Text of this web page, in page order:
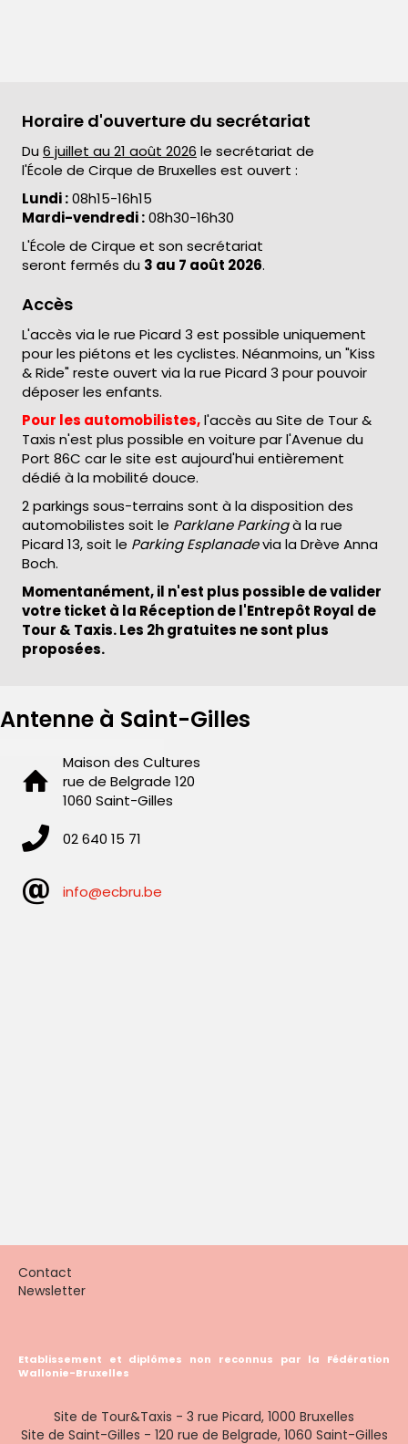
Horaire d'ouverture du secrétariat
Du 6 juillet au 21 août 2026 le secrétariat de
l'École de Cirque de Bruxelles est ouvert :
Lundi :08h15-16h15
Mardi-vendredi :08h30-16h30
L'École de Cirque et son secrétariat
seront fermés du 3 au 7 août 2026.
Accès
L'accès via le rue Picard 3 est possible uniquement
pour les piétons et les cyclistes. Néanmoins, un "Kiss
& Ride" reste ouvert via la rue Picard 3 pour pouvoir
déposer les enfants.
Pour les automobilistes,l'accès au Site de Tour &
Taxis n'est plus possible en voiture par l'Avenue du
Port 86C car le site est aujourd'hui entièrement
dédié à la mobilité douce.
2 parkings sous-terrains sont à la disposition des
automobilistes soit le Parklane Parkingà la rue
Picard 13, soit le Parking Esplanadevia la Drève Anna
Boch.
Momentanément, il n'est plus possible de valider
votre ticket à la Réception de l'Entrepôt Royal de
Tour & Taxis. Les 2h gratuites ne sont plus
proposées.
Antenne à Saint-Gilles
Maison des Cultures
rue de Belgrade 120
1060 Saint-Gilles
02 640 15 71
info@ecbru.be
Contact
Newsletter
Etablissement et diplômes non reconnus par la Fédération
Wallonie-Bruxelles
Site de Tour&Taxis - 3 rue Picard, 1000 Bruxelles
Site de Saint-Gilles - 120 rue de Belgrade, 1060 Saint-Gilles